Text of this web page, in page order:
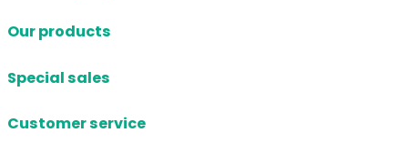
Our products
Special sales
Customer service